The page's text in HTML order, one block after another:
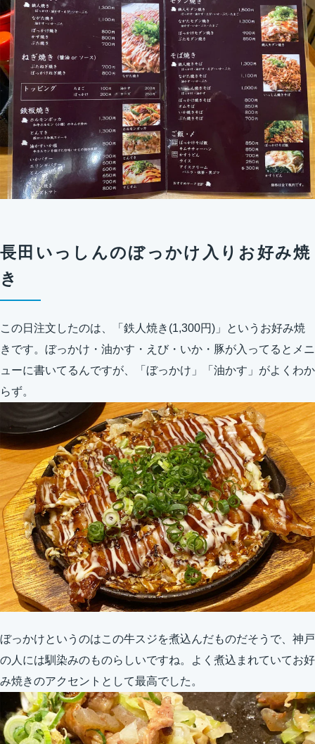
長田いっしんのぼっかけ入りお好み焼
き
この日注文したのは、「鉄人焼き(1,300円)」というお好み焼
きです。ぼっかけ・油かす・えび・いか・豚が入ってるとメニ
ューに書いてるんですが、「ぼっかけ」「油かす」がよくわか
らず。
ぼっかけというのはこの牛スジを煮込んだものだそうで、神戸
の人には馴染みのものらしいですね。よく煮込まれていてお好
み焼きのアクセントとして最高でした。